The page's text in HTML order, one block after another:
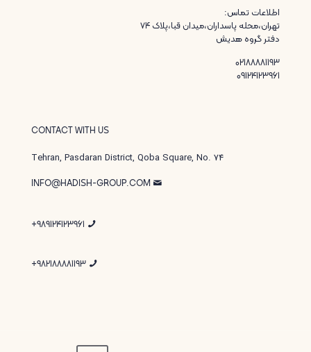
اطلاعات تماس:
تهران،محله پاسداران،میدان قبا،پلاک ۷۴
دفتر گروه هدیش
02188881193
09124123961
CONTACT WITH US
Tehran, Pasdaran District, Qoba Square, No. 74